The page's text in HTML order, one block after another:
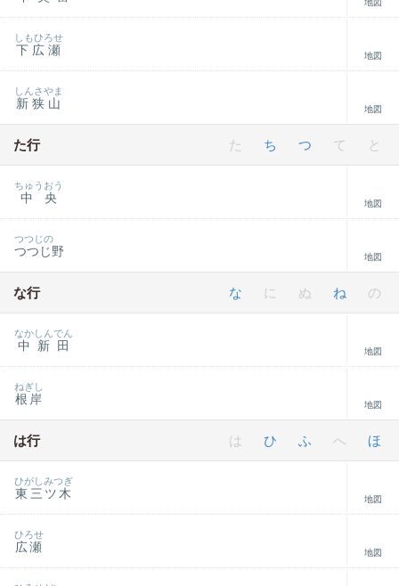
地図
下広瀬
しもひろせ
地図
新狭山
しんさやま
地図
た行 た ち つ て と
中央
ちゅうおう
地図
つつじ野
つつじの
地図
な行 な に ぬ ね の
中新田
なかしんでん
地図
根岸
ねぎし
地図
は行 は ひ ふ へ ほ
東三ツ木
ひがしみつぎ
地図
広瀬
ひろせ
地図